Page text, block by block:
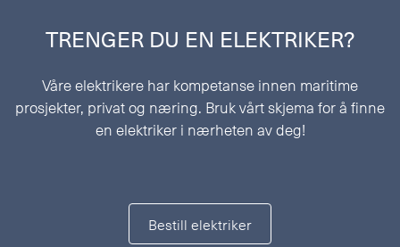
TRENGER DU EN ELEKTRIKER?
Våre elektrikere har kompetanse innen maritime
prosjekter, privat og næring. Bruk vårt skjema for å finne
en elektriker i nærheten av deg!
Bestill elektriker